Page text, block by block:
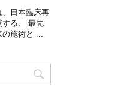
、日本臨床再
する、 最先
の施術と ...